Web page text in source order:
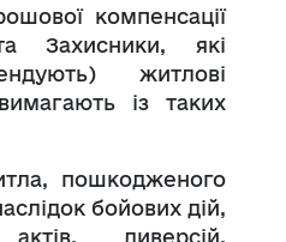
компенсації
Захисники, які
житлові
із таких
пошкодженого
бойових дій,
актів, диверсій,